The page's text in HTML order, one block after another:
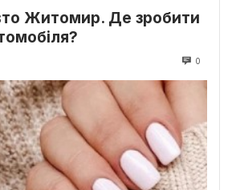
Житомир. Де зробити
0